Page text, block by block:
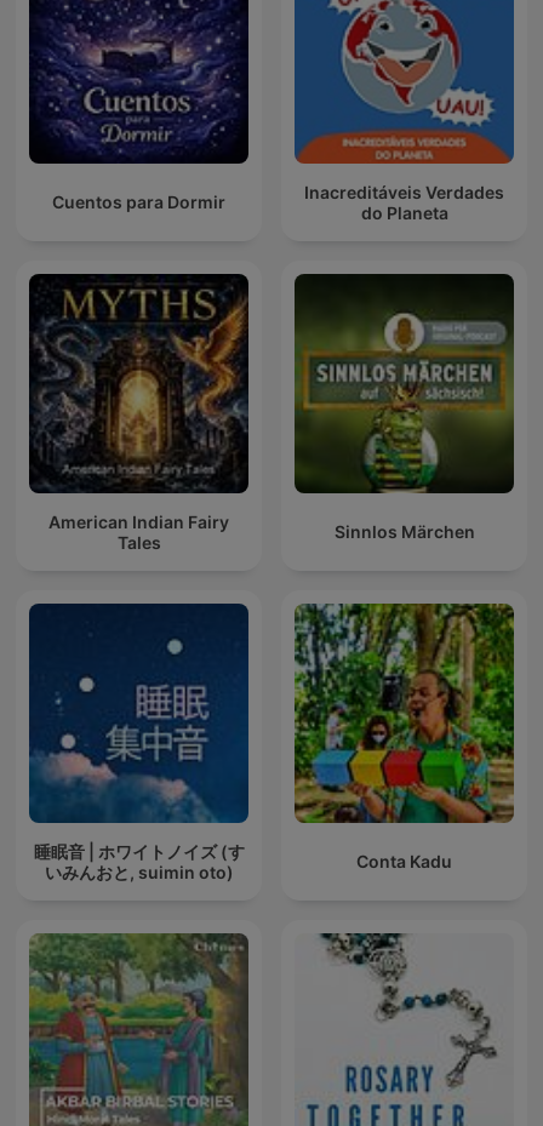
Cuentos para Dormir
Inacreditáveis Verdades
do Planeta
American Indian Fairy
Tales
Sinnlos Märchen
睡眠音 | ホワイトノイズ (す
いみんおと, suimin oto)
Conta Kadu